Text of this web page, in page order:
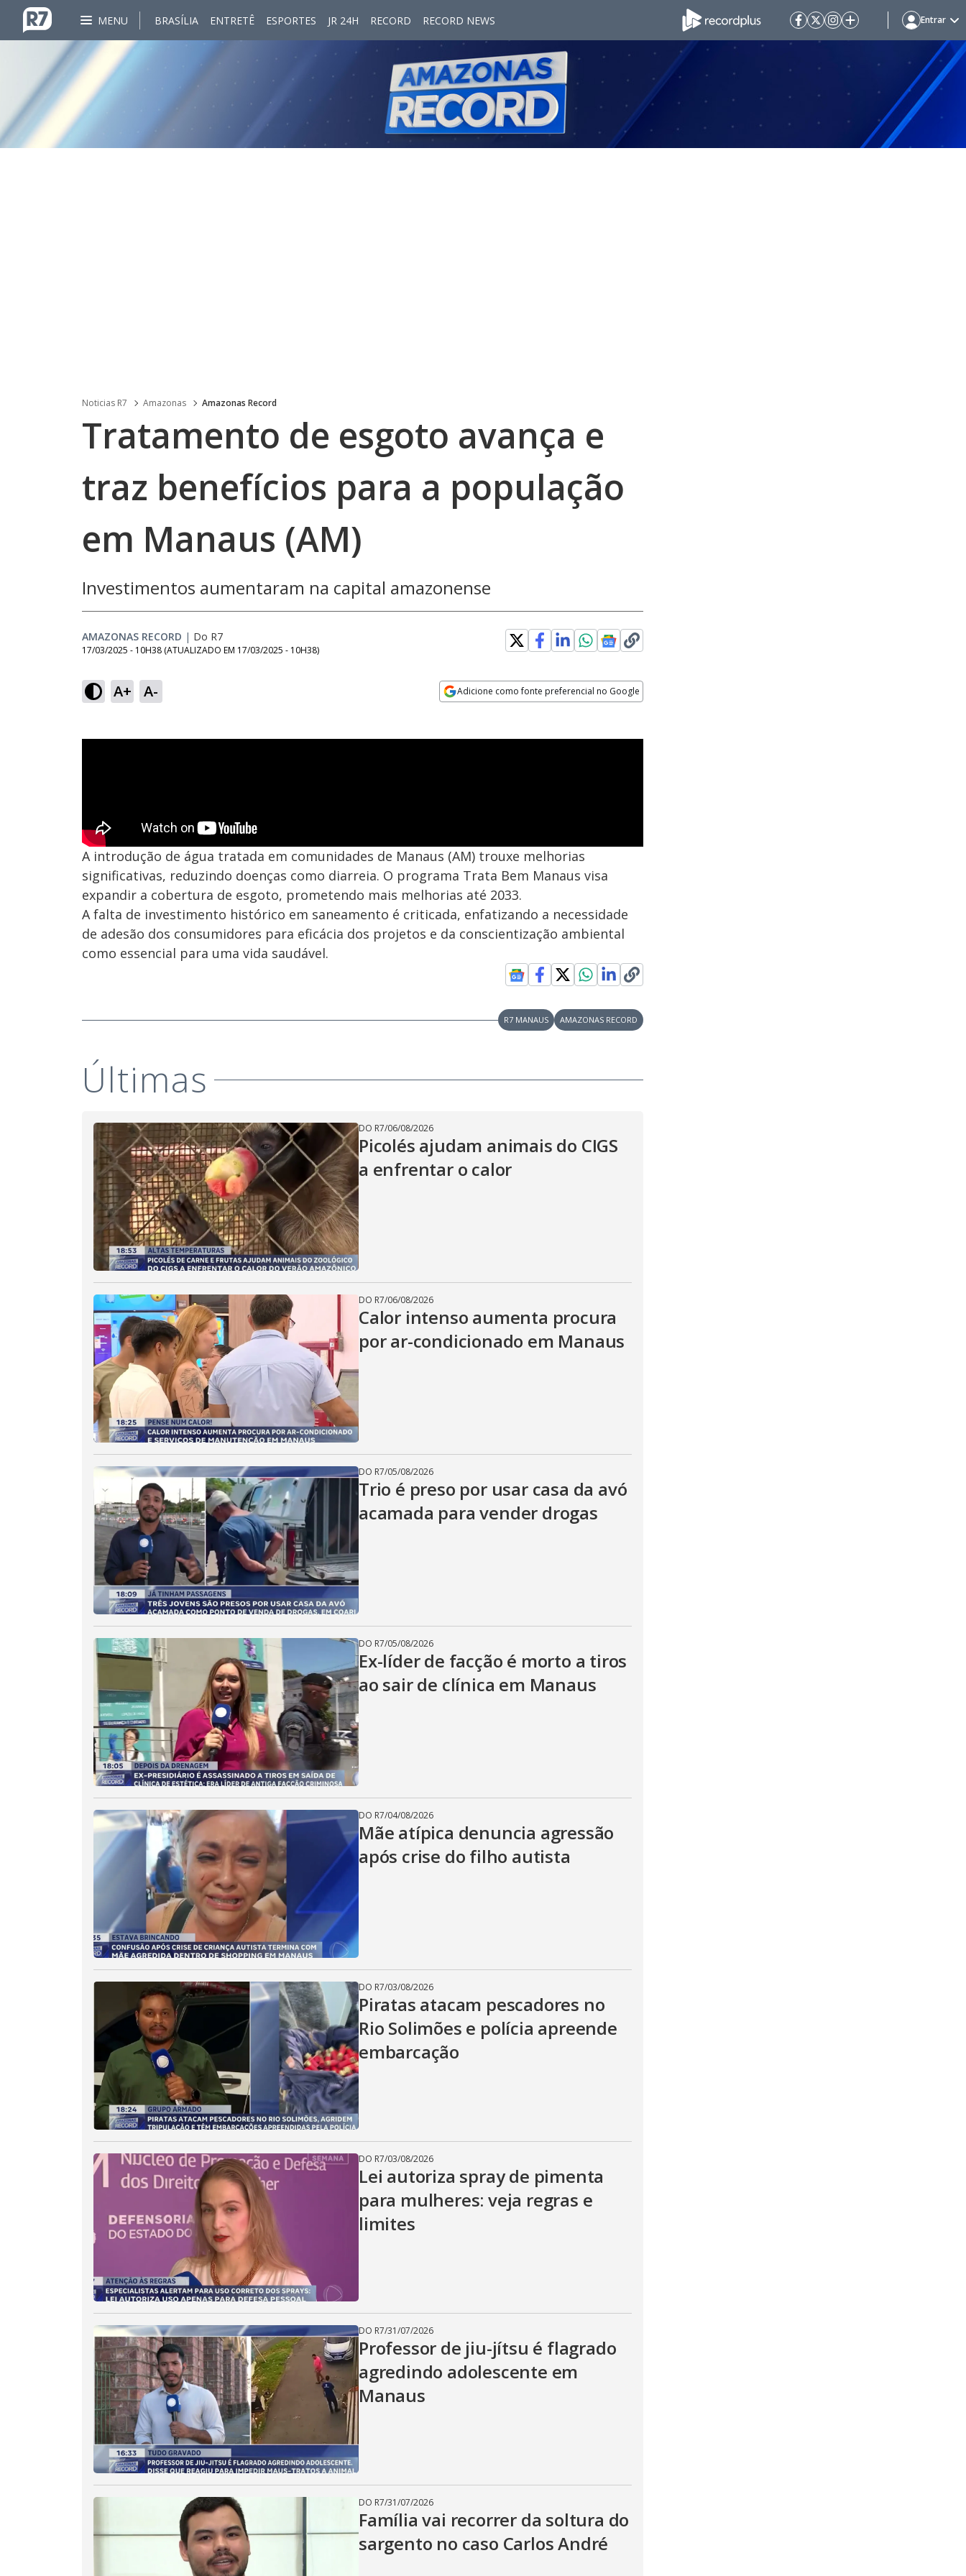
MENU BRASÍLIA ENTRETÊ ESPORTES JR 24H RECORD RECORD NEWS Entrar
Noticias R7 Amazonas Amazonas Record
Tratamento de esgoto avança e
traz benefícios para a população
em Manaus (AM)
Investimentos aumentaram na capital amazonense
AMAZONAS RECORD | Do R7
17/03/2025 - 10H38 (ATUALIZADO EM 17/03/2025 - 10H38)
A+ A- Adicione como fonte preferencial no Google
A introdução de água tratada em comunidades de Manaus (AM) trouxe melhorias
significativas, reduzindo doenças como diarreia. O programa Trata Bem Manaus visa
expandir a cobertura de esgoto, prometendo mais melhorias até 2033.
A falta de investimento histórico em saneamento é criticada, enfatizando a necessidade
de adesão dos consumidores para eficácia dos projetos e da conscientização ambiental
como essencial para uma vida saudável.
R7 MANAUS AMAZONAS RECORD
Últimas
DO R7/06/08/2026
Picolés ajudam animais do CIGS
a enfrentar o calor
DO R7/06/08/2026
Calor intenso aumenta procura
por ar-condicionado em Manaus
DO R7/05/08/2026
Trio é preso por usar casa da avó
acamada para vender drogas
DO R7/05/08/2026
Ex-líder de facção é morto a tiros
ao sair de clínica em Manaus
DO R7/04/08/2026
Mãe atípica denuncia agressão
após crise do filho autista
DO R7/03/08/2026
Piratas atacam pescadores no
Rio Solimões e polícia apreende
embarcação
DO R7/03/08/2026
Lei autoriza spray de pimenta
para mulheres: veja regras e
limites
DO R7/31/07/2026
Professor de jiu-jítsu é flagrado
agredindo adolescente em
Manaus
DO R7/31/07/2026
Família vai recorrer da soltura do
sargento no caso Carlos André